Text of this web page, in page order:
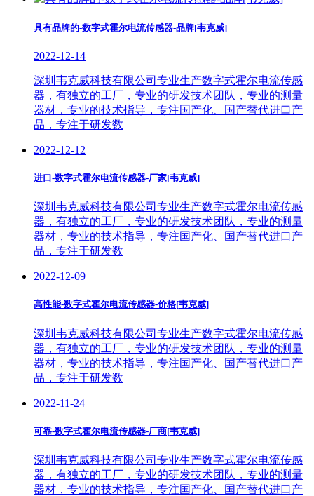
具有品牌的-数字式霍尔电流传感器-品牌[韦克威]
2022-12-14
深圳韦克威科技有限公司专业生产数字式霍尔电流传感
器，有独立的工厂，专业的研发技术团队，专业的测量
器材，专业的技术指导，专注国产化、国产替代进口产
品，专注于研发数
2022-12-12
进口-数字式霍尔电流传感器-厂家[韦克威]
深圳韦克威科技有限公司专业生产数字式霍尔电流传感
器，有独立的工厂，专业的研发技术团队，专业的测量
器材，专业的技术指导，专注国产化、国产替代进口产
品，专注于研发数
2022-12-09
高性能-数字式霍尔电流传感器-价格[韦克威]
深圳韦克威科技有限公司专业生产数字式霍尔电流传感
器，有独立的工厂，专业的研发技术团队，专业的测量
器材，专业的技术指导，专注国产化、国产替代进口产
品，专注于研发数
2022-11-24
可靠-数字式霍尔电流传感器-厂商[韦克威]
深圳韦克威科技有限公司专业生产数字式霍尔电流传感
器，有独立的工厂，专业的研发技术团队，专业的测量
器材，专业的技术指导，专注国产化、国产替代进口产